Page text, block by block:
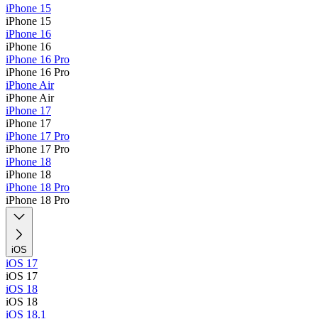
iPhone 15
iPhone 15
iPhone 16
iPhone 16
iPhone 16 Pro
iPhone 16 Pro
iPhone Air
iPhone Air
iPhone 17
iPhone 17
iPhone 17 Pro
iPhone 17 Pro
iPhone 18
iPhone 18
iPhone 18 Pro
iPhone 18 Pro
iOS
iOS 17
iOS 17
iOS 18
iOS 18
iOS 18.1